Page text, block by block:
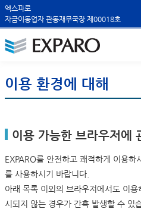
엑스파로
자금이동업자 관동재무국장 제00018호
이용 환경에 대해
이용 가능한 브라우저에
EXPARO를 안전하고 쾌적하게 이용하
를 사용하시기 바랍니다.
아래 목록 이외의 브라우저에서도 이
시되지 않는 경우가 간혹 발생할 수 있